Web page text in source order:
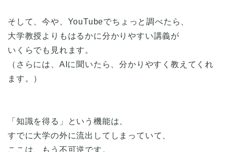
そして、今や、YouTubeでちょっと調べたら、
大学教授よりもはるかに分かりやすい講義が
いくらでも見れます。
（さらには、AIに聞いたら、分かりやすく教えてくれ
ます。）
「知識を得る」という機能は、
すでに大学の外に流出してしまっていて、
ここは、もう不可逆です。